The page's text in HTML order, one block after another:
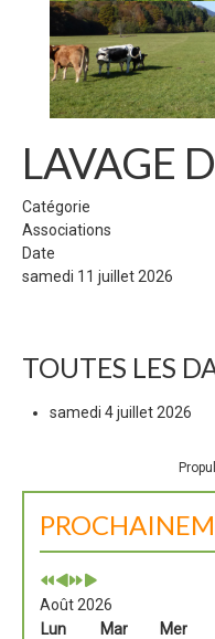
LAVAGE
Catégorie
Associations
Date
samedi 11 juillet 2026
TOUTES LES
samedi 4 juillet 2026
Août 2026
Lun
Mar Mer